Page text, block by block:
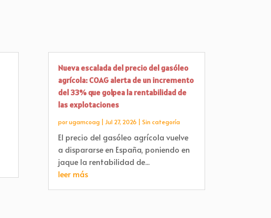
Nueva escalada del precio del gasóleo
agrícola: COAG alerta de un incremento
del 33% que golpea la rentabilidad de
las explotaciones
porugamcoag Jul 27, 2026 Sin categoría
El precio del gasóleo agrícola vuelve
a dispararse en España, poniendo en
jaque la rentabilidad de...
leer más